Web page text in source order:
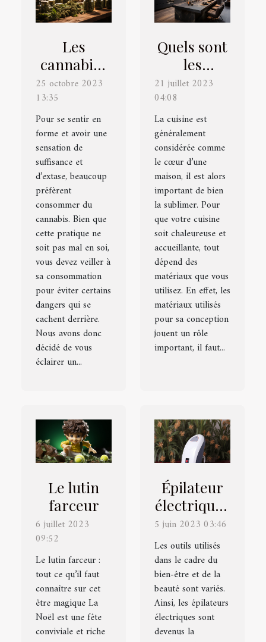
Les
cannabis :
quels sont
ses effets
sur la
santé ?
25 octobre 2023
13:35
Pour se sentir en
forme et avoir une
sensation de
suffisance et
d’extase, beaucoup
préfèrent
consommer du
cannabis. Bien que
cette pratique ne
soit pas mal en soi,
vous devez veiller à
sa consommation
pour éviter certains
dangers qui se
cachent derrière.
Nous avons donc
décidé de vous
éclairer un...
Quels sont
les
matériaux
tendances
pour la
cuisine ?
21 juillet 2023
04:08
La cuisine est
généralement
considérée comme
le cœur d’une
maison, il est alors
important de bien
la sublimer. Pour
que votre cuisine
soit chaleureuse et
accueillante, tout
dépend des
matériaux que vous
utilisez. En effet, les
matériaux utilisés
pour sa conception
jouent un rôle
important, il faut...
Le lutin
farceur
6 juillet 2023
09:52
Le lutin farceur :
tout ce qu’il faut
connaître sur cet
être magique La
Noël est une fête
conviviale et riche
Épilateur
électrique :
comment
faire le
choix du
meilleur ?
5 juin 2023 03:46
Les outils utilisés
dans le cadre du
bien-être et de la
beauté sont variés.
Ainsi, les épilateurs
électriques sont
devenus la